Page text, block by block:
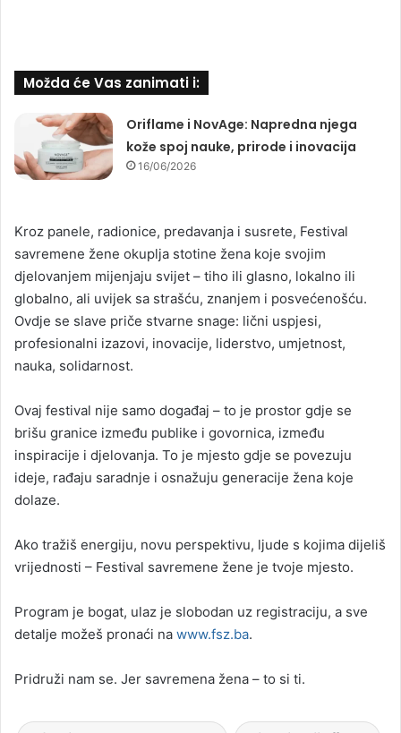
Možda će Vas zanimati i:
Oriflame i NovAge: Napredna njega
kože spoj nauke, prirode i inovacija
16/06/2026
Kroz panele, radionice, predavanja i susrete, Festival
savremene žene okuplja stotine žena koje svojim
djelovanjem mijenjaju svijet – tiho ili glasno, lokalno ili
globalno, ali uvijek sa strašću, znanjem i posvećenošću.
Ovdje se slave priče stvarne snage: lični uspjesi,
profesionalni izazovi, inovacije, liderstvo, umjetnost,
nauka, solidarnost.
Ovaj festival nije samo događaj – to je prostor gdje se
brišu granice između publike i govornica, između
inspiracije i djelovanja. To je mjesto gdje se povezuju
ideje, rađaju saradnje i osnažuju generacije žena koje
dolaze.
Ako tražiš energiju, novu perspektivu, ljude s kojima dijeliš
vrijednosti – Festival savremene žene je tvoje mjesto.
Program je bogat, ulaz je slobodan uz registraciju, a sve
detalje možeš pronaći na www.fsz.ba.
Pridruži nam se. Jer savremena žena – to si ti.